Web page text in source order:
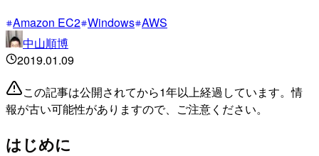
Amazon EC2 Windows AWS
中山順博
2019.01.09
この記事は公開されてから1年以上経過しています。情
報が古い可能性がありますので、ご注意ください。
はじめに